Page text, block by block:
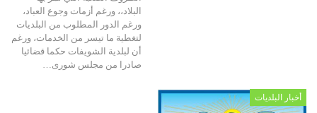
البلاد،، ورغم أزمات وجوع العباد،
ورغم الدور المطلوب من البلديات
لتغطية ما تيسر من الخدمات، ورغم
أن لبلدية الشويفات حكما قضائيا
صادرا من مجلس شورى…
أخبار البلديات